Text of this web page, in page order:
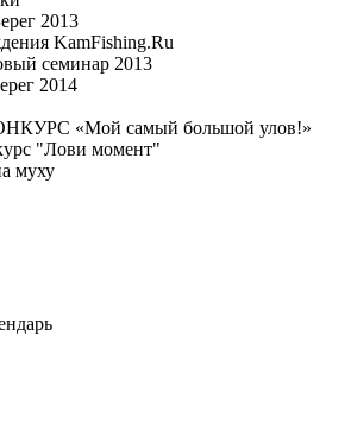
2013
KamFishing.Ru
семинар 2013
2014
«Мой самый большой улов!»
"Лови момент"
муху